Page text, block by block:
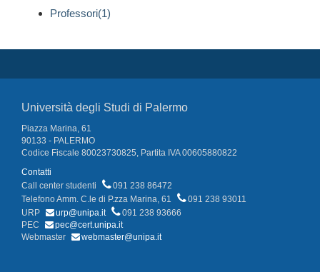
Professori(1)
Università degli Studi di Palermo
Piazza Marina, 61
90133 - PALERMO
Codice Fiscale 80023730825, Partita IVA 00605880822
Contatti
Call center studenti
091 238 86472
Telefono Amm. C.le di P.zza Marina, 61
091 238 93011
URP
urp@unipa.it
091 238 93666
PEC
pec@cert.unipa.it
Webmaster
webmaster@unipa.it